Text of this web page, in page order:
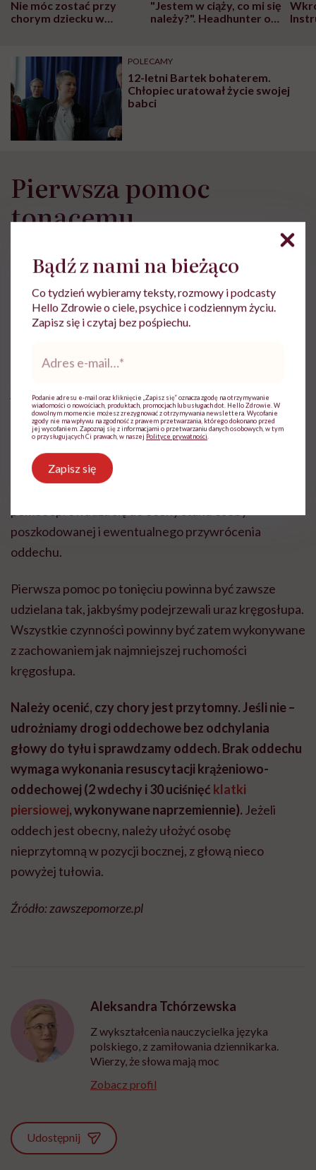
Nie móc zostać przy
chorym dziecku w
może chyba tylko
głupota i brak
wyobraźni"
"Jestem w ciąży, co mi się
należy?". Headhunter o
pracy
POLECAMY
12-letni Bartek bohaterem.
Chłopiec uratował życie swojej
babci
Pierwsza pomoc
tonącemu
wezwać ratownika lub zadzwonić na telefon
alarmowy.
Jeżeli nie mamy doświadczenia w ratowaniu tonących,
holowaniu poszkodowanego. Osoba tonąca często
jest spanikowana i może pociągnąć ratującego ze sobą
na dno.Najlepiej jest rzucić koło ratunkowe,
materac czy ręcznik, którymi można podholować
osobę poszkodowaną.
poszkodowanej i ewentualnego przywrócenia
oddechu.
Pierwsza pomoc po tonięciu powinna być zawsze
udzielana tak, jakbyśmy podejrzewali uraz kręgosłupa.
Wszystkie czynności powinny być zatem wykonywane
z zachowaniem jak najmniejszej ruchomości
kręgosłupa.
Należy ocenić, czy chory jest przytomny. Jeśli nie –
udrożniamy drogi oddechowe bez odchylania
głowy do tyłu i sprawdzamy oddech. Brak oddechu
wymaga wykonania resuscytacji krążeniowo-
oddechowej (2 wdechy i 30 uciśnięć klatki
piersiowej, wykonywane naprzemiennie). Jeżeli
oddech jest obecny, należy ułożyć osobę
nieprzytomną w pozycji bocznej, z głową nieco
powyżej tułowia.
Źródło: zawszepomorze.pl
Aleksandra Tchórzewska
Z wykształcenia nauczycielka języka
polskiego, z zamiłowania dziennikarka.
Wierzy, że słowa mają moc
Zobacz profil
Udostępnij
Bądź z nami na bieżąco
Co tydzień wybieramy teksty, rozmowy i podcasty
Hello Zdrowie o ciele, psychice i codziennym życiu.
Zapisz się i czytaj bez pośpiechu.
*
Podanie adresu e-mail oraz kliknięcie „Zapisz się” oznacza zgodę na otrzymywanie
wiadomości o nowościach, produktach, promocjach lub usługach dot. Hello Zdrowie. W
dowolnym momencie możesz zrezygnować z otrzymywania newslettera. Wycofanie
zgody nie ma wpływu na zgodność z prawem przetwarzania, którego dokonano przed
jej wycofaniem. Zapoznaj się z informacjami o przetwarzaniu danych osobowych, w tym
o przysługujących Ci prawach, w naszej Polityce prywatności
Zapisz się